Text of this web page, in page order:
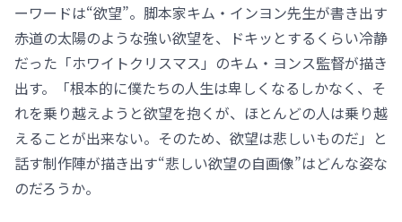
ーワードは“欲望”。脚本家キム・インヨン先生が書き出す
赤道の太陽のような強い欲望を、ドキッとするくらい冷静
だった「ホワイトクリスマス」のキム・ヨンス監督が描き
出す。「根本的に僕たちの人生は卑しくなるしかなく、そ
れを乗り越えようと欲望を抱くが、ほとんどの人は乗り越
えることが出来ない。そのため、欲望は悲しいものだ」と
話す制作陣が描き出す“悲しい欲望の自画像”はどんな姿な
のだろうか。